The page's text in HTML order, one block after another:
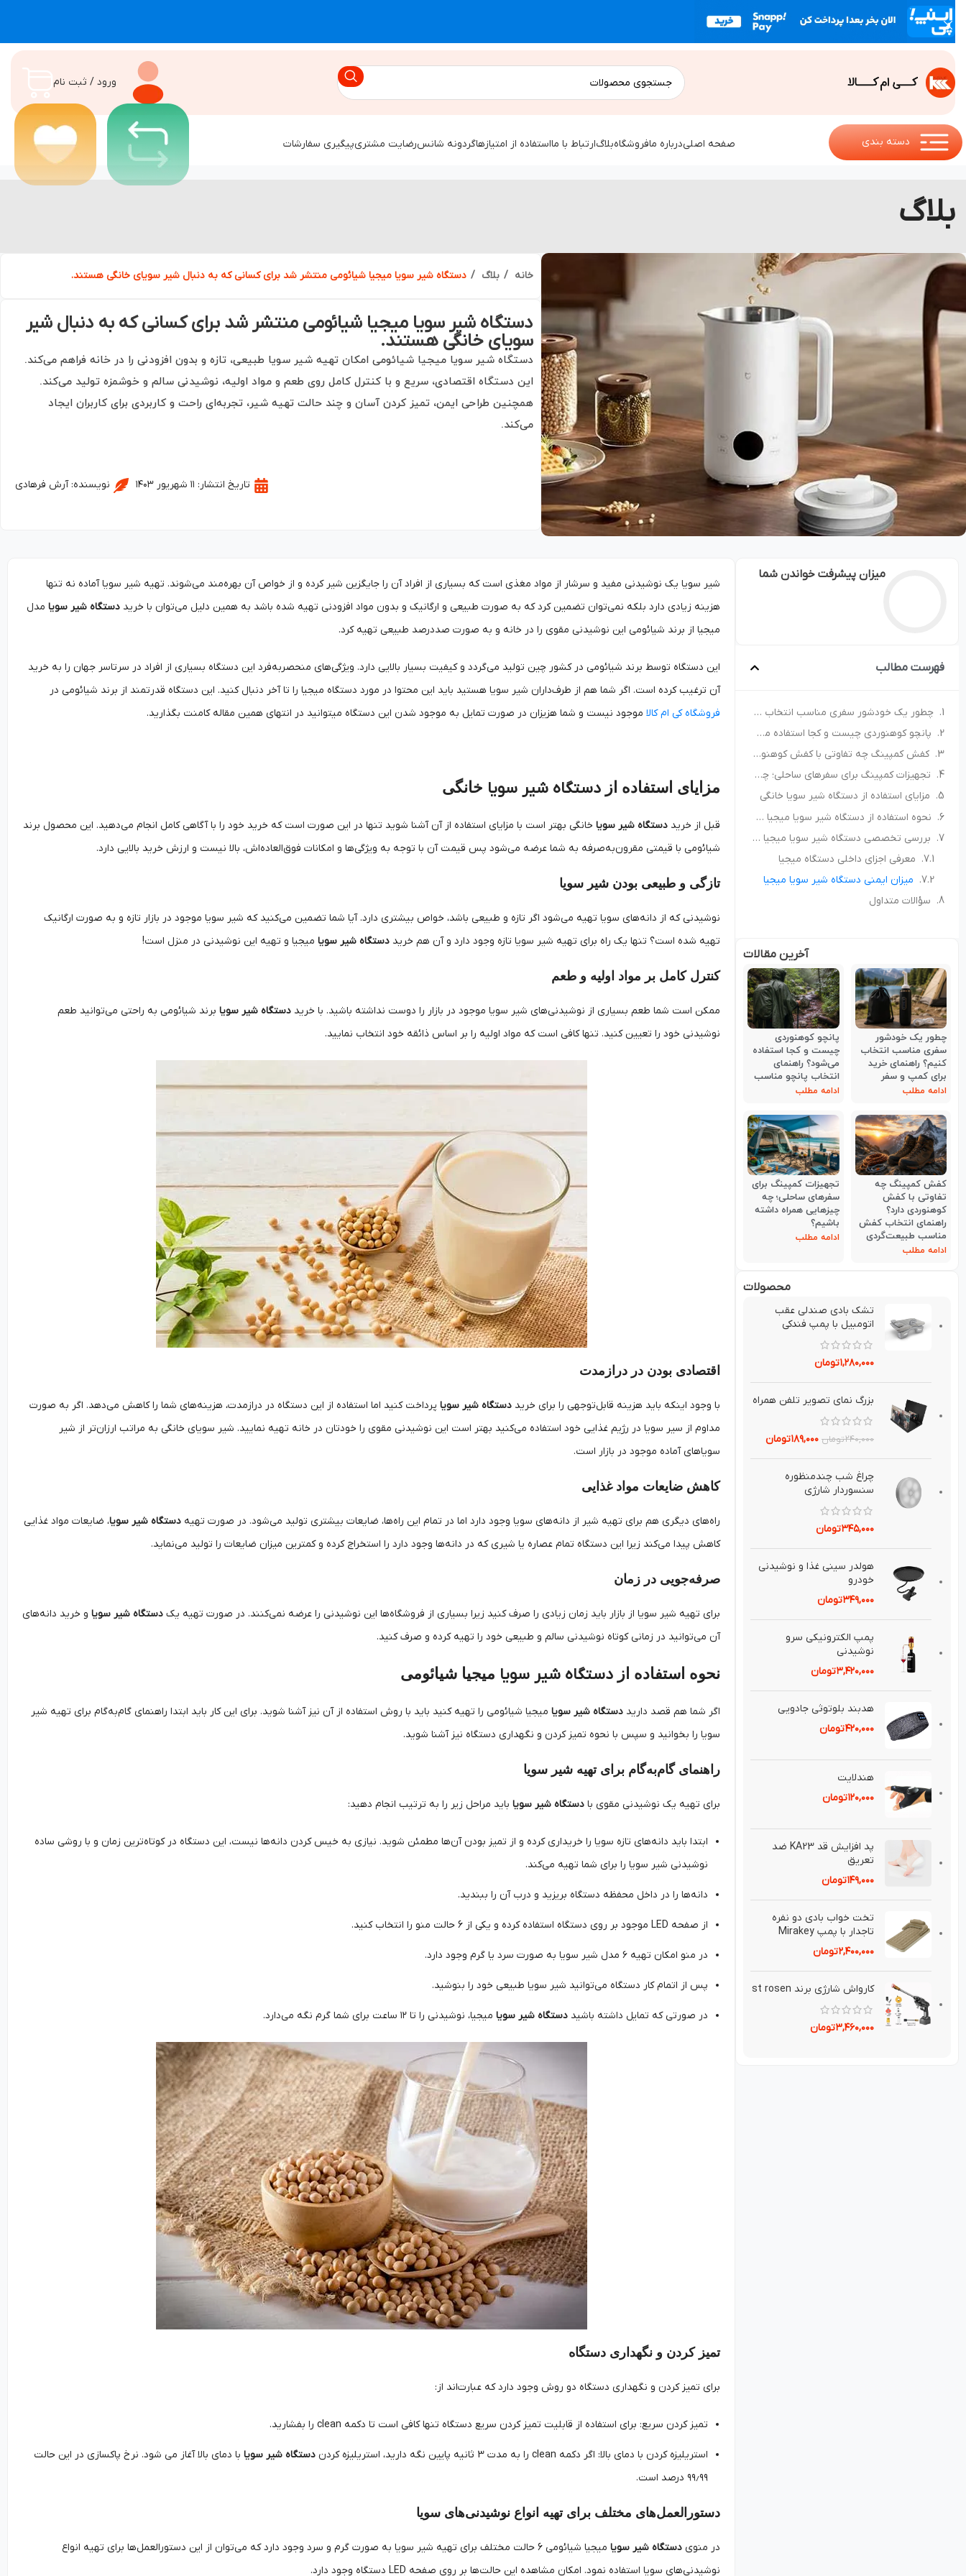
ورود / ثبت نام
دسته بندی صفحه اصلیدرباره مافروشگاهبلاگارتباط با مااستفاده از امتیازهاگردونه شانسرضایت مشتریپیگیری سفارشات
بلاگ
خانه بلاگ دستگاه شیر سویا میجیا شیائومی منتشر شد برای کسانی که به دنبال شیر سویای خانگی هستند.
دستگاه شیر سویا میجیا شیائومی منتشر شد برای کسانی که به دنبال شیر
سویای خانگی هستند.
دستگاه شیر سویا میجیا شیائومی امکان تهیه شیر سویا طبیعی، تازه و بدون افزودنی را در خانه فراهم می‌کند.
این دستگاه اقتصادی، سریع و با کنترل کامل روی طعم و مواد اولیه، نوشیدنی سالم و خوشمزه تولید می‌کند.
همچنین طراحی ایمن، تمیز کردن آسان و چند حالت تهیه شیر، تجربه‌ای راحت و کاربردی برای کاربران ایجاد
می‌کند.
تاریخ انتشار: ۱۱ شهریور ۱۴۰۳ نویسنده: آرش فرهادی
میزان پیشرفت خواندن شما
فهرست مطالب
چطور یک خودشور سفری مناسب انتخاب کنیم؟ راهنمای خرید برای کمپ و سفر
پانچو کوهنوردی چیست و کجا استفاده می‌شود؟ راهنمای انتخاب پانچو مناسب
کفش کمپینگ چه تفاوتی با کفش کوهنوردی دارد؟ راهنمای انتخاب کفش مناسب طبیعت‌گردی
تجهیزات کمپینگ برای سفرهای ساحلی؛ چه چیزهایی همراه داشته باشیم؟
مزایای استفاده از دستگاه شیر سویا خانگی
نحوه استفاده از دستگاه شیر سویا میجیا شیائومی
بررسی تخصصی دستگاه شیر سویا میجیا شیائومی
معرفی اجزای داخلی دستگاه میجیا
میزان ایمنی دستگاه شیر سویا میجیا
سؤالات متداول
چطور یک خودشور
سفری مناسب انتخاب
کنیم؟ راهنمای خرید
برای کمپ و سفر
ادامه مطلب
پانچو کوهنوردی
چیست و کجا استفاده
می‌شود؟ راهنمای
انتخاب پانچو مناسب
ادامه مطلب
کفش کمپینگ چه
تفاوتی با کفش
کوهنوردی دارد؟
راهنمای انتخاب کفش
مناسب طبیعت‌گردی
ادامه مطلب
تجهیزات کمپینگ برای
سفرهای ساحلی؛ چه
چیزهایی همراه داشته
باشیم؟
ادامه مطلب
آخرین مقالات
محصولات
تشك بادي صندلي عقب
اتومبيل با پمپ فندکی
۱,۲۸۰,۰۰۰تومان
بزرگ نماي تصوير تلفن همراه
۲۴۰,۰۰۰تومان ۱۸۹,۰۰۰تومان
چراغ شب چندمنظوره
سنسوردار شارژي
۳۴۵,۰۰۰تومان
هولدر سيني غذا و نوشيدني
خودرو
۳۴۹,۰۰۰تومان
پمپ الكترونيكی سرو
نوشيدنی
۳,۴۲۰,۰۰۰تومان
هدبند بلوتوثی جادويی
۴۲۰,۰۰۰تومان
هندلايت
۱۲۰,۰۰۰تومان
پد افزايش قد KA23 ضد
تعريق⁣
۱۴۹,۰۰۰تومان
تخت خواب بادی دو نفره
تاجدار با پمپ Mirakey
۲,۴۰۰,۰۰۰تومان
کارواش شارژی برند st rosen
۳,۴۶۰,۰۰۰تومان
شیر سویا یک نوشیدنی مفید و سرشار از مواد مغذی است که بسیاری از افراد آن را جایگزین شیر کرده و از خواص آن بهره‌مند می‌شوند. تهیه شیر سویا آماده نه تنها
هزینه زیادی دارد بلکه نمی‌توان تضمین کرد که به صورت طبیعی و ارگانیک و بدون مواد افزودنی تهیه شده باشد به همین دلیل می‌توان با خرید دستگاه شیر سویامدل
میجیا از برند شیائومی این نوشیدنی مقوی را در خانه و به صورت صددرصد طبیعی تهیه کرد.
این دستگاه توسط برند شیائومی در کشور چین تولید می‌گردد و کیفیت بسیار بالایی دارد. ویژگی‌های منحصربه‌فرد این دستگاه بسیاری از افراد در سرتاسر جهان را به خرید
آن ترغیب کرده است. اگر شما هم از طرف‌داران شیر سویا هستید باید این محتوا در مورد دستگاه میجیا را تا آخر دنبال کنید. این دستگاه قدرتمند از برند شیائومی در
فروشگاه کی ام کالاموجود نیست و شما هزیزان در صورت تمایل به موجود شدن این دستگاه میتوانید در انتهای همین مقاله کامنت بگذارید.
مزایای استفاده از دستگاه شیر سویا خانگی
قبل از خرید دستگاه شیر سویاخانگی بهتر است با مزایای استفاده از آن آشنا شوید تنها در این صورت است که خرید خود را با آگاهی کامل انجام می‌دهید. این محصول برند
شیائومی با قیمتی مقرون‌به‌صرفه به شما عرضه می‌شود پس قیمت آن با توجه به ویژگی‌ها و امکانات فوق‌العاده‌اش، بالا نیست و ارزش خرید بالایی دارد.
تازگی و طبیعی بودن شیر سویا
نوشیدنی که از دانه‌های سویا تهیه می‌شود اگر تازه و طبیعی باشد، خواص بیشتری دارد. آیا شما تضمین می‌کنید که شیر سویا موجود در بازار تازه و به صورت ارگانیک
تهیه شده است؟ تنها یک راه برای تهیه شیر سویا تازه وجود دارد و آن هم خرید دستگاه شیر سویامیجیا و تهیه این نوشیدنی در منزل است!
کنترل کامل بر مواد اولیه و طعم
ممکن است شما طعم بسیاری از نوشیدنی‌های شیر سویا موجود در بازار را دوست نداشته باشید. با خرید دستگاه شیر سویابرند شیائومی به راحتی می‌توانید طعم
نوشیدنی خود را تعیین کنید. تنها کافی است که مواد اولیه را بر اساس ذائقه خود انتخاب نمایید.
اقتصادی بودن در درازمدت
با وجود اینکه باید هزینه قابل‌توجهی را برای خرید دستگاه شیر سویاپرداخت کنید اما استفاده از این دستگاه در درازمدت، هزینه‌های شما را کاهش می‌دهد. اگر به صورت
مداوم از سیر سویا در رژیم غذایی خود استفاده می‌کنید بهتر است این نوشیدنی مقوی را خودتان در خانه تهیه نمایید. شیر سویای خانگی به مراتب ارزان‌تر از شیر
سویاهای آماده موجود در بازار است.
کاهش ضایعات مواد غذایی
راه‌های دیگری هم برای تهیه شیر از دانه‌های سویا وجود دارد اما در تمام این راه‌ها، ضایعات بیشتری تولید می‌شود. در صورت تهیه دستگاه شیر سویا، ضایعات مواد غذایی
کاهش پیدا می‌کند زیرا این دستگاه تمام عصاره یا شیری که در دانه‌ها وجود دارد را استخراج کرده و کمترین میزان ضایعات را تولید می‌نماید.
صرفه‌جویی در زمان
برای تهیه شیر سویا از بازار باید زمان زیادی را صرف کنید زیرا بسیاری از فروشگاه‌ها این نوشیدنی را عرضه نمی‌کنند. در صورت تهیه یک دستگاه شیر سویاو خرید دانه‌های
آن می‌توانید در زمانی کوتاه نوشیدنی سالم و طبیعی خود را تهیه کرده و صرف کنید.
نحوه استفاده از دستگاه شیر سویا میجیا شیائومی
اگر شما هم قصد دارید دستگاه شیر سویامیجیا شیائومی را تهیه کنید باید با روش استفاده از آن نیز آشنا شوید. برای این کار باید ابتدا راهنمای گام‌به‌گام برای تهیه شیر
سویا را بخوانید و سپس با نحوه تمیز کردن و نگهداری دستگاه نیز آشنا شوید.
راهنمای گام‌به‌گام برای تهیه شیر سویا
برای تهیه یک نوشیدنی مقوی با دستگاه شیر سویاباید مراحل زیر را به ترتیب انجام دهید:
ابتدا باید دانه‌های تازه سویا را خریداری کرده و از تمیز بودن آن‌ها مطمئن شوید. نیازی به خیس کردن دانه‌ها نیست، این دستگاه در کوتاه‌ترین زمان و با روشی ساده
نوشیدنی شیر سویا را برای شما تهیه می‌کند.
دانه‌ها را در داخل محفظه دستگاه بریزید و درب آن را ببندید.
از صفحه LED موجود بر روی دستگاه استفاده کرده و یکی از 6 حالت منو را انتخاب کنید.
در منو امکان تهیه ۶ مدل شیر سویا به صورت سرد یا گرم وجود دارد.
پس از اتمام کار دستگاه می‌توانید شیر سویا طبیعی خود را بنوشید.
در صورتی که تمایل داشته باشید دستگاه شیر سویامیجیا، نوشیدنی را تا ۱۲ ساعت برای شما گرم نگه می‌دارد.
تمیز کردن و نگهداری دستگاه
برای تمیز کردن و نگهداری دستگاه دو روش وجود دارد که عبارت‌اند از:
تمیز کردن سریع: برای استفاده از قابلیت تمیز کردن سریع دستگاه تنها کافی است تا دکمه clean را بفشارید.
استریلیزه کردن با دمای بالا: اگر دکمه clean را به مدت 3 ثانیه پایین نگه دارید، استریلیزه کردن دستگاه شیر سویابا دمای بالا آغاز می شود. نرخ پاکسازی در این حالت
۹۹٫۹۹ درصد است.
دستورالعمل‌های مختلف برای تهیه انواع نوشیدنی‌های سویا
در منوی دستگاه شیر سویا
میجیا شیائومی 6 حالت مختلف برای تهیه شیر سویا به صورت گرم و سرد وجود دارد که می‌توان از این دستورالعمل‌ها برای تهیه انواع
نوشیدنی‌های سویا استفاده نمود. امکان مشاهده این حالت‌ها بر روی صفحه LED دستگاه وجود دارد.